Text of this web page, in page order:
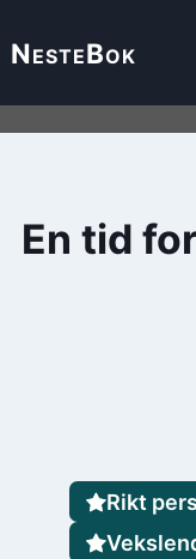
NesteBok
En tid
Rikt